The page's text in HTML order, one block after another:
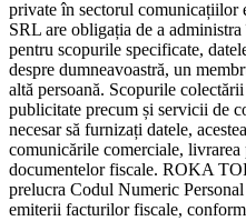
private în sectorul
SRL are obligația de a
pentru scopurile specificate,
despre dumneavoastră, un
altă persoană. Scopurile
publicitate precum și servicii de
necesar să furnizați datele,
comunicările comerciale, livrarea
documentelor fiscale. ROKA
prelucra Codul Numeric
emiterii facturilor fiscale,